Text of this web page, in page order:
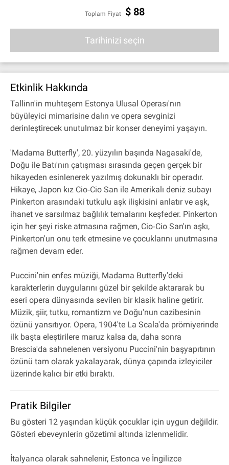
Toplam Fiyat $ 88
Tarihinizi seçin
Etkinlik Hakkında
Tallinn'in muhteşem Estonya Ulusal Operası'nın
büyüleyici mimarisine dalın ve opera sevginizi
derinleştirecek unutulmaz bir konser deneyimi yaşayın.
'Madama Butterfly', 20. yüzyılın başında Nagasaki'de,
Doğu ile Batı'nın çatışması sırasında geçen gerçek bir
hikayeden esinlenerek yazılmış dokunaklı bir operadır.
Hikaye, Japon kız Cio‐Cio San ile Amerikalı deniz subayı
Pinkerton arasındaki tutkulu aşk ilişkisini anlatır ve aşk,
ihanet ve sarsılmaz bağlılık temalarını keşfeder. Pinkerton
için her şeyi riske atmasına rağmen, Cio‐Cio San'ın aşkı,
Pinkerton'un onu terk etmesine ve çocuklarını unutmasına
rağmen devam eder.
Puccini'nin enfes müziği, Madama Butterfly'deki
karakterlerin duygularını güzel bir şekilde aktararak bu
eseri opera dünyasında sevilen bir klasik haline getirir.
Müzik, şiir, tutku, romantizm ve Doğu'nun cazibesinin
özünü yansıtıyor. Opera, 1904'te La Scala'da prömiyerinde
ilk başta eleştirilere maruz kalsa da, daha sonra
Brescia'da sahnelenen versiyonu Puccini'nin başyapıtının
özünü tam olarak yakalayarak, dünya çapında izleyiciler
üzerinde kalıcı bir etki bıraktı.
Pratik Bilgiler
Bu gösteri 12 yaşından küçük çocuklar için uygun değildir.
Gösteri ebeveynlerin gözetimi altında izlenmelidir.
İtalyanca olarak sahnelenir, Estonca ve İngilizce